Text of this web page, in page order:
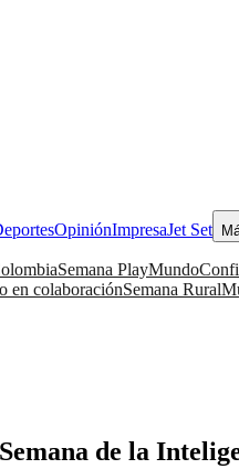
OpiniónImpresaJet Set
Semana PlayMundo
en colaboraciónSemana Rural
de la